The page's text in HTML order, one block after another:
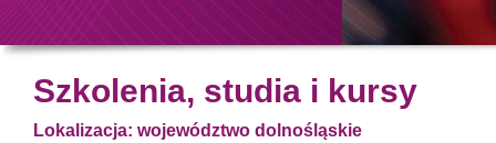
Szkolenia, studia i kursy
Lokalizacja: województwo dolnośląskie